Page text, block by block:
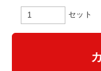
セット